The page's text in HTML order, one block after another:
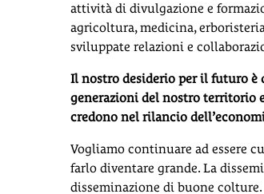
attività di divulgazione e
agricoltura, medicina,
sviluppate relazioni e
Il nostro desiderio per il futuro è
generazioni del nostro territorio
credono nel rilancio
Vogliamo continuare ad essere
farlo diventare grande. La
disseminazione di buone colture.